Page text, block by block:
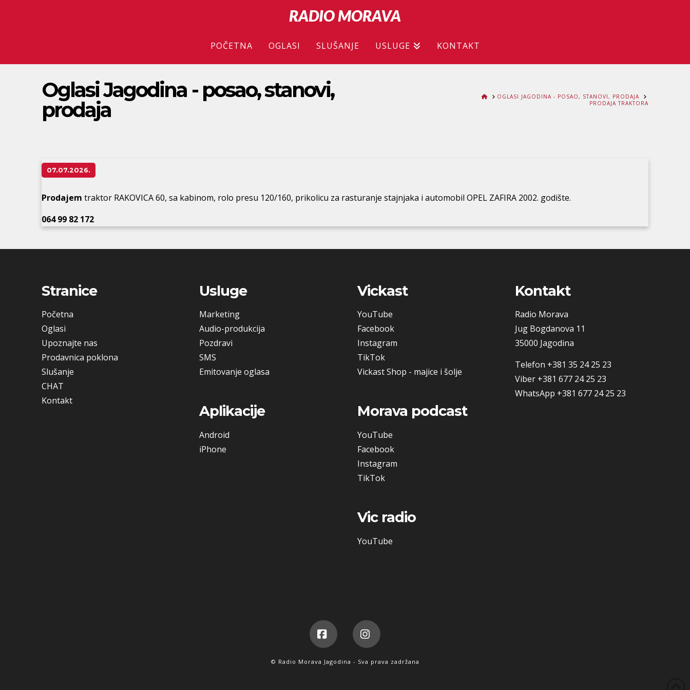
RADIO MORAVA
POČETNA OGLASI SLUŠANJE USLUGE KONTAKT
Oglasi Jagodina - posao, stanovi,
prodaja
HOMEOGLASI JAGODINA - POSAO, STANOVI, PRODAJA
PRODAJA TRAKTORA
07.07.2026.
Prodajem traktor RAKOVICA 60, sa kabinom, rolo presu 120/160, prikolicu za rasturanje stajnjaka i automobil OPEL ZAFIRA 2002. godište.
064 99 82 172
Stranice
Početna
Oglasi
Upoznajte nas
Prodavnica poklona
Slušanje
CHAT
Kontakt
Usluge
Marketing
Audio-produkcija
Pozdravi
SMS
Emitovanje oglasa
Aplikacije
Android
iPhone
Vickast
YouTube
Facebook
Instagram
TikTok
Vickast Shop - majice i šolje
Morava podcast
YouTube
Facebook
Instagram
TikTok
Vic radio
YouTube
Kontakt
Radio Morava
Jug Bogdanova 11
35000 Jagodina
Telefon +381 35 24 25 23
Viber +381 677 24 25 23
WhatsApp +381 677 24 25 23
FacebookInstagram
© Radio Morava Jagodina - Sva prava zadržana